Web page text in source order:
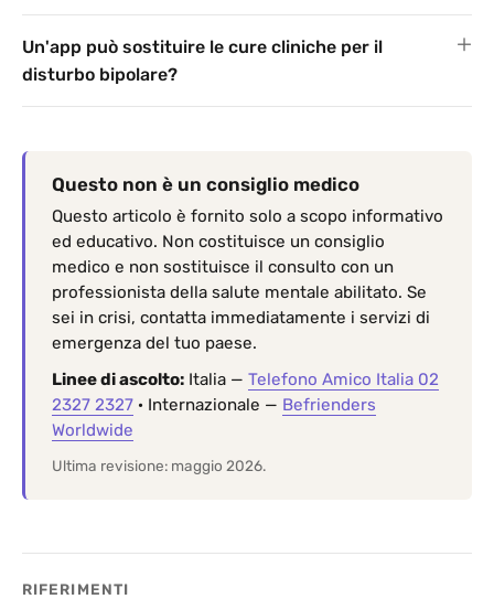
Un'app può sostituire le cure cliniche per il
disturbo bipolare?
Questo non è un consiglio medico
Questo articolo è fornito solo a scopo informativo
ed educativo. Non costituisce un consiglio
medico e non sostituisce il consulto con un
professionista della salute mentale abilitato. Se
sei in crisi, contatta immediatamente i servizi di
emergenza del tuo paese.
Linee di ascolto: Italia — Telefono Amico Italia 02
2327 2327 · Internazionale — Befrienders
Worldwide
Ultima revisione: maggio 2026.
RIFERIMENTI